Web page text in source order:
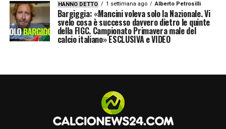
HANNO DETTO 1 settimana ago Alberto Petrosilli
Bargiggia: «Mancini voleva solo la Nazionale. Vi
svelo cosa è successo davvero dietro le quinte
della FIGC. Campionato Primavera male del
calcio italiano» ESCLUSIVA e VIDEO